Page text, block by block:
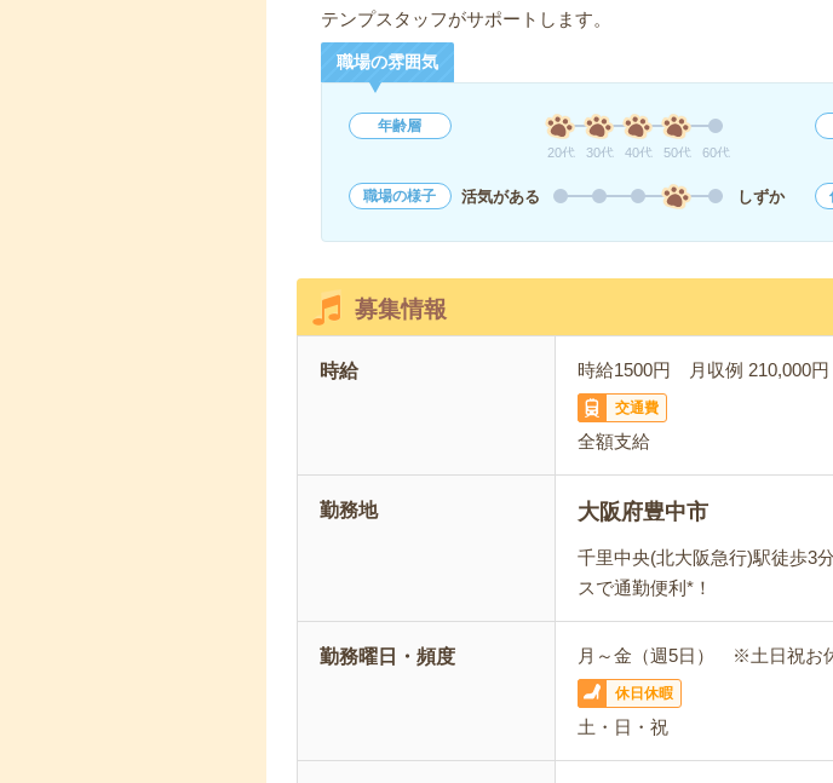
テンプスタッフがサポートします。
職場の雰囲気
年齢層
20代 30代 40代 50代 60代
職場の様子 活気がある しずか
募集情報
時給 時給1500円 月収例 210,000円
交通費
全額支給
勤務地 大阪府豊中市
千里中央(北大阪急行)駅徒歩3
スで通勤便利*！
勤務曜日・頻度 月～金（週5日） ※土日祝お
休日休暇
土・日・祝